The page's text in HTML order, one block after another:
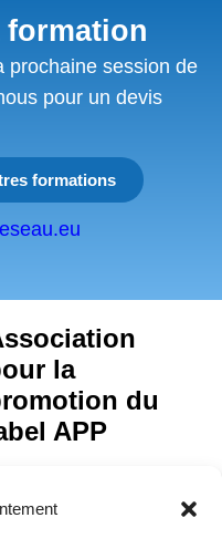
prochaine session de
pour un devis
formations
la
du
APP